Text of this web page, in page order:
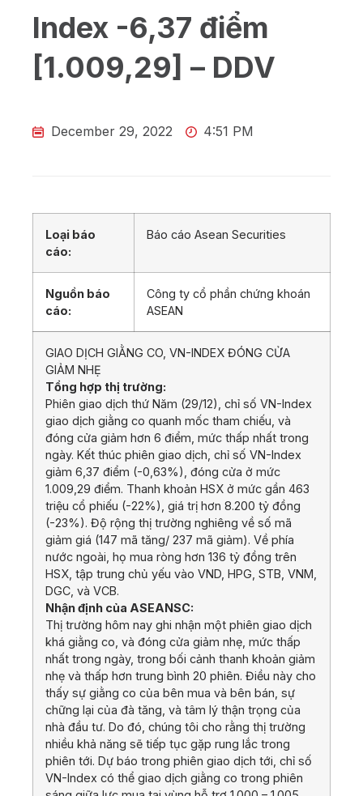
Index -6,37 điểm
[1.009,29] – DDV
December 29, 2022 4:51 PM
Loại báo
cáo:
Báo cáo Asean Securities
Nguồn báo
cáo:
Công ty cổ phần chứng khoán
ASEAN
GIAO DỊCH GIẰNG CO, VN-INDEX ĐÓNG CỬA
GIẢM NHẸ
Tổng hợp thị trường:
Phiên giao dịch thứ Năm (29/12), chỉ số VN-Index
giao dịch giằng co quanh mốc tham chiếu, và
đóng cửa giảm hơn 6 điểm, mức thấp nhất trong
ngày. Kết thúc phiên giao dịch, chỉ số VN-Index
giảm 6,37 điểm (-0,63%), đóng cửa ở mức
1.009,29 điểm. Thanh khoản HSX ở mức gần 463
triệu cổ phiếu (-22%), giá trị hơn 8.200 tỷ đồng
(-23%). Độ rộng thị trường nghiêng về số mã
giảm giá (147 mã tăng/ 237 mã giảm). Về phía
nước ngoài, họ mua ròng hơn 136 tỷ đồng trên
HSX, tập trung chủ yếu vào VND, HPG, STB, VNM,
DGC, và VCB.
Nhận định của ASEANSC:
Thị trường hôm nay ghi nhận một phiên giao dịch
khá giằng co, và đóng cửa giảm nhẹ, mức thấp
nhất trong ngày, trong bối cảnh thanh khoản giảm
nhẹ và thấp hơn trung bình 20 phiên. Điều này cho
thấy sự giằng co của bên mua và bên bán, sự
chững lại của đà tăng, và tâm lý thận trọng của
nhà đầu tư. Do đó, chúng tôi cho rằng thị trường
nhiều khả năng sẽ tiếp tục gặp rung lắc trong
phiên tới. Dự báo trong phiên giao dịch tới, chỉ số
VN-Index có thể giao dịch giằng co trong phiên